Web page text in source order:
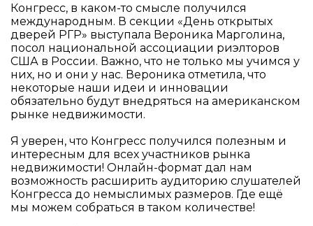
Конгресс, в каком-то смысле получился
международным. В секции «День открытых
дверей РГР» выступала Вероника Марголина,
посол национальной ассоциации риэлторов
США в России. Важно, что не только мы учимся у
них, но и они у нас. Вероника отметила, что
некоторые наши идеи и инновации
обязательно будут внедряться на американском
рынке недвижимости.
Я уверен, что Конгресс получился полезным и
интересным для всех участников рынка
недвижимости! Онлайн-формат дал нам
возможность расширить аудиторию слушателей
Конгресса до немыслимых размеров. Где ещё
мы можем собраться в таком количестве!